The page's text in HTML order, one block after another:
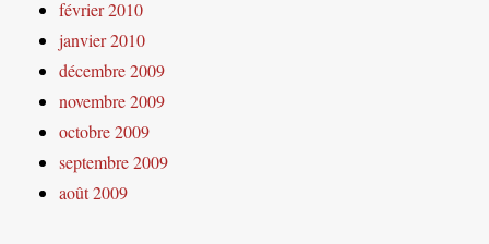
février 2010
janvier 2010
décembre 2009
novembre 2009
octobre 2009
septembre 2009
août 2009